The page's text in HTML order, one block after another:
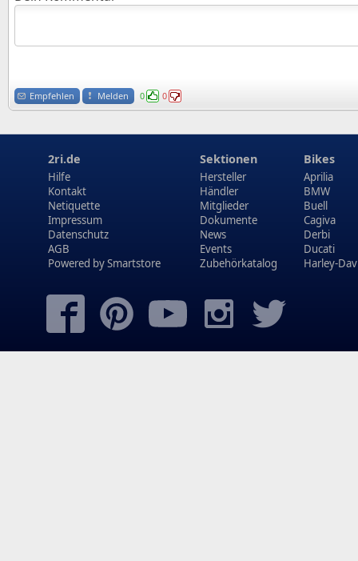
Empfehlen Melden 0 0
2ri.de
Hilfe
Kontakt
Netiquette
Impressum
Datenschutz
AGB
Powered bySmartstore
Sektionen
Hersteller
Händler
Mitglieder
Dokumente
News
Events
Zubehörkatalog
Bikes
Aprilia
BMW
Buell
Cagiva
Derbi
Ducati
Harley-